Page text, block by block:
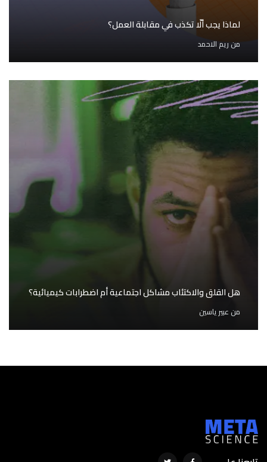
لماذا يجب ألّا تكذب في مقابلة العمل؟
منريم الاحمد
هل القلق والاكتئاب مشاكل اجتماعية أم اضطرابات كيميائية؟
من عبير ياسين